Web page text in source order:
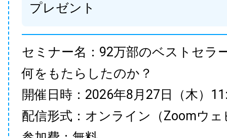
プレゼント
セミナー名：92万部のベストセラ
何をもたらしたのか？
開催日時：2026年8月27日（木）
配信形式：オンライン（Zoomウェ